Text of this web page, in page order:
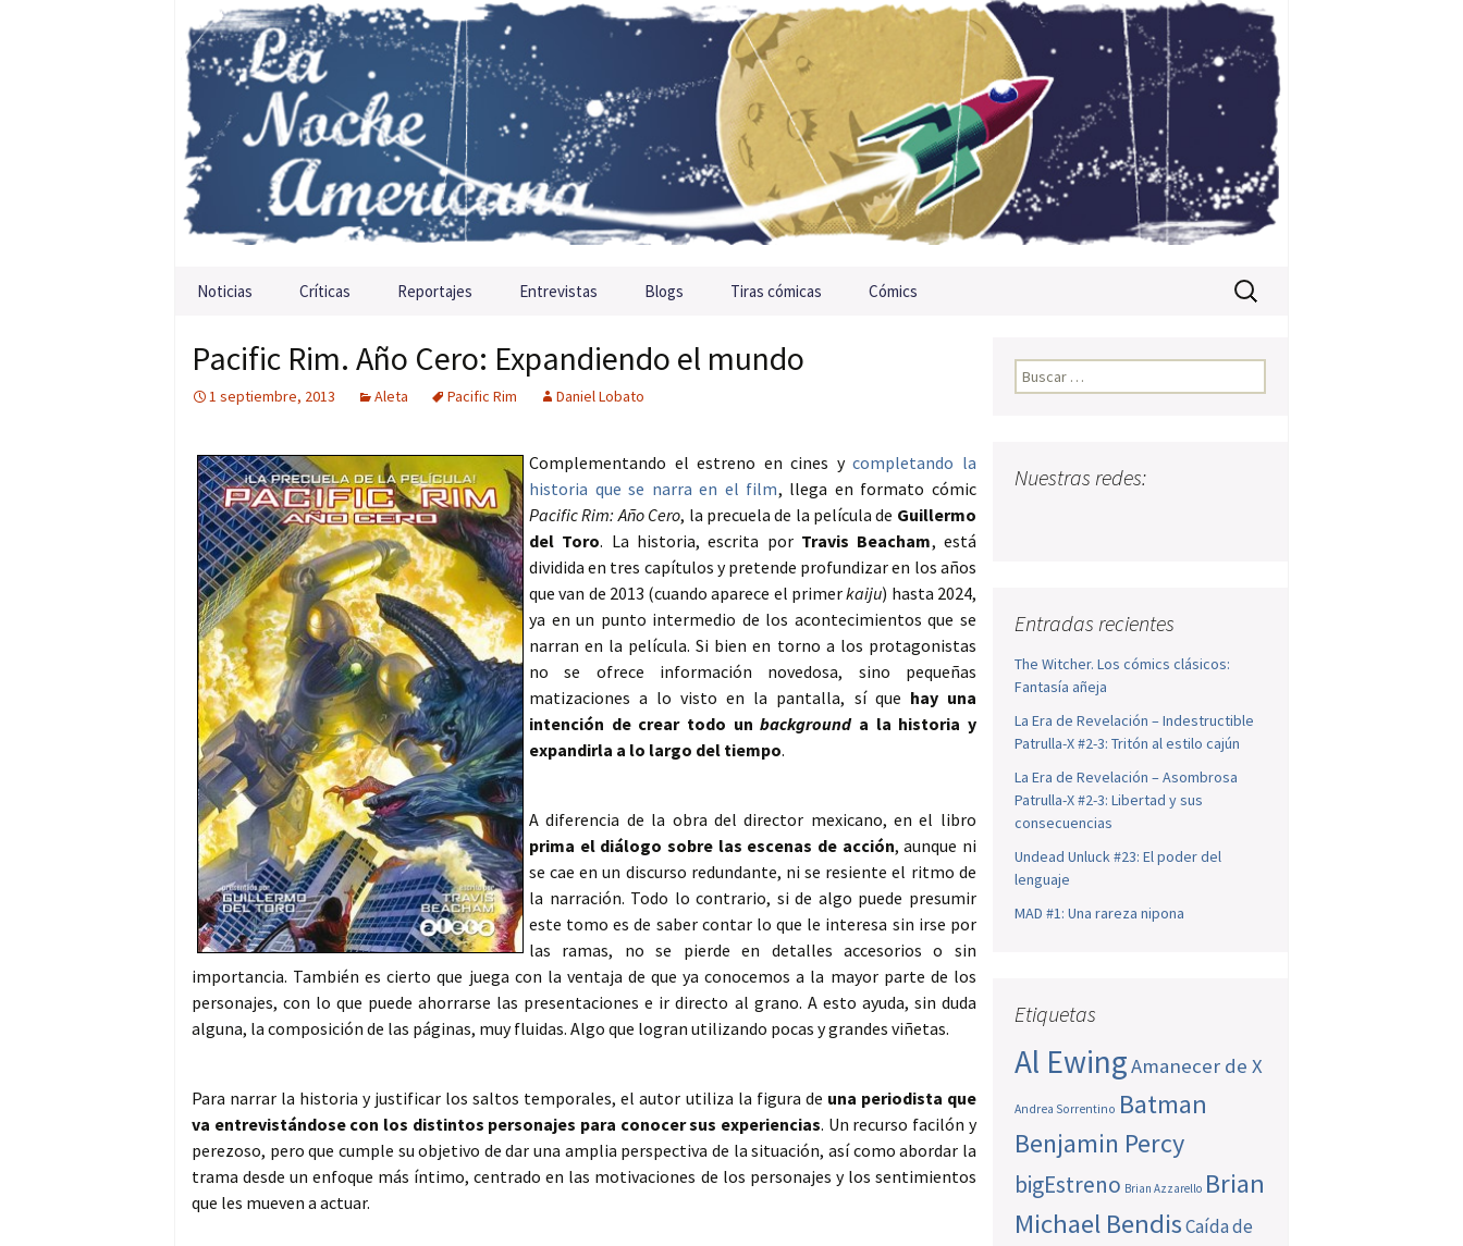
Saltar al contenido
Noticias Críticas Reportajes Entrevistas Blogs Tiras cómicas Cómics Buscar:
Pacific Rim. Año Cero: Expandiendo el mundo
1 septiembre, 2013 Aleta Pacific Rim Daniel Lobato
Complementando el estreno en cines ycompletando la
historia que se narra en el film, llega en formato cómic
Pacific Rim: Año Cero, la precuela de la película de Guillermo
del Toro. La historia, escrita por Travis Beacham, está
dividida en tres capítulos y pretende profundizar en los años
que van de 2013 (cuando aparece el primerkaiju) hasta 2024,
ya en un punto intermedio de los acontecimientos que se
narran en la película. Si bien en torno a los protagonistas
no se ofrece información novedosa, sino pequeñas
matizaciones a lo visto en la pantalla, sí que hay una
intención de crear todo unbackgrounda la historia y
expandirla a lo largo del tiempo.
A diferencia de la obra del director mexicano, en el libro
prima el diálogo sobre las escenas de acción, aunque ni
se cae en un discurso redundante, ni se resiente el ritmo de
la narración. Todo lo contrario, si de algo puede presumir
este tomo es de saber contar lo que le interesa sin irse por
las ramas, no se pierde en detalles accesorios o sin
importancia. También es cierto que juega con la ventaja de que ya conocemos a la mayor parte de los
personajes, con lo que puede ahorrarse las presentaciones e ir directo al grano. A esto ayuda, sin duda
alguna, la composición de las páginas, muy fluidas. Algo que logran utilizando pocas y grandes viñetas.
Para narrar la historia y justificar los saltos temporales, el autor utiliza la figura de una periodista que
va entrevistándose con los distintos personajes para conocer sus experiencias. Un recurso facilón y
perezoso, pero que cumple su objetivo de dar una amplia perspectiva de la situación, así como abordar la
trama desde un enfoque más íntimo, centrado en las motivaciones de los personajes y los sentimientos
que les mueven a actuar.
Buscar:
Nuestras redes:
Entradas recientes
The Witcher. Los cómics clásicos:
Fantasía añeja
La Era de Revelación – Indestructible
Patrulla-X #2-3: Tritón al estilo cajún
La Era de Revelación – Asombrosa
Patrulla-X #2-3: Libertad y sus
consecuencias
Undead Unluck #23: El poder del
lenguaje
MAD #1: Una rareza nipona
Etiquetas
Al EwingAmanecer de X
Andrea Sorrentino Batman
Benjamin Percy
bigEstreno Brian Azzarello Brian
Michael BendisCaída de